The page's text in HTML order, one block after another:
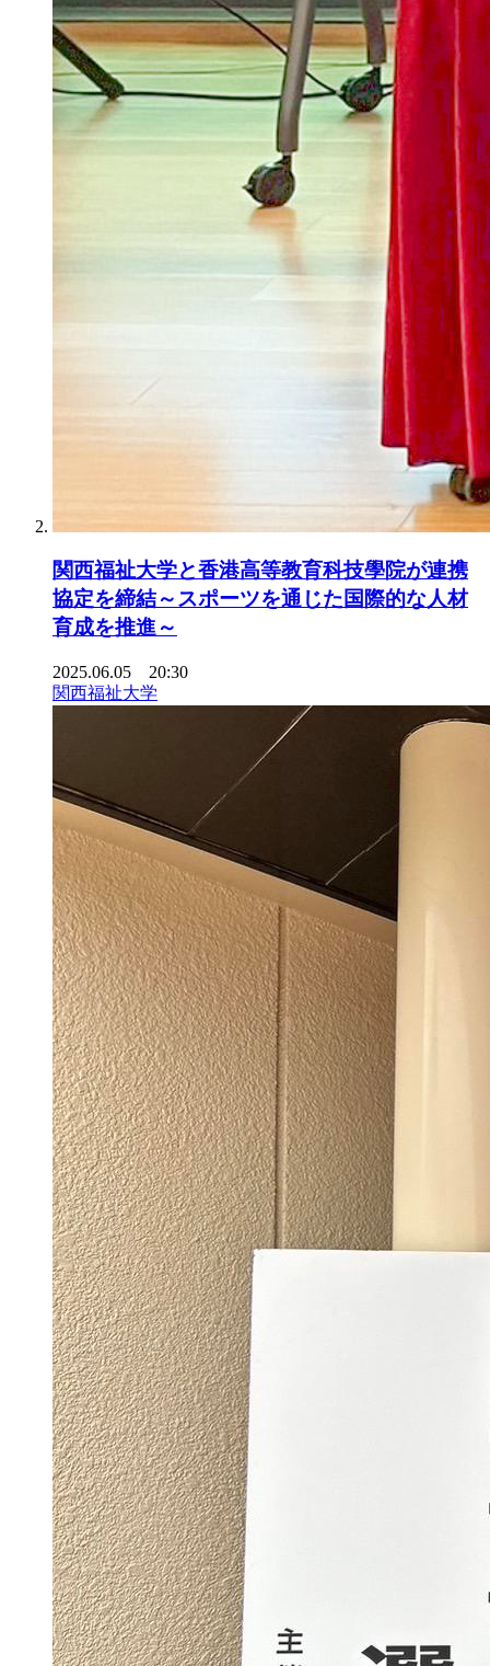
関西福祉大学と香港高等教育科技學院が連携
協定を締結～スポーツを通じた国際的な人材
育成を推進～
2025.06.05 20:30
関西福祉大学